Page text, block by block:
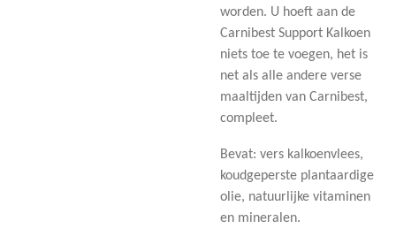
worden. U hoeft aan de
Carnibest Support Kalkoen
niets toe te voegen, het is
net als alle andere verse
maaltijden van Carnibest,
compleet.
Bevat: vers kalkoenvlees,
koudgeperste plantaardige
olie, natuurlijke vitaminen
en mineralen.